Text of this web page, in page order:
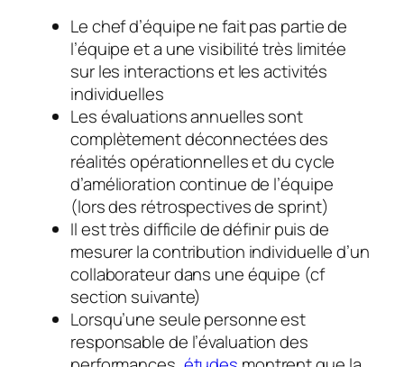
Le chef d’équipe ne fait pas partie de
l’équipe et a une visibilité très limitée
sur les interactions et les activités
individuelles
Les évaluations annuelles sont
complètement déconnectées des
réalités opérationnelles et du cycle
d’amélioration continue de l’équipe
(lors des rétrospectives de sprint)
Il est très difficile de définir puis de
mesurer la contribution individuelle d’un
collaborateur dans une équipe (cf
section suivante)
Lorsqu’une seule personne est
responsable de l’évaluation des